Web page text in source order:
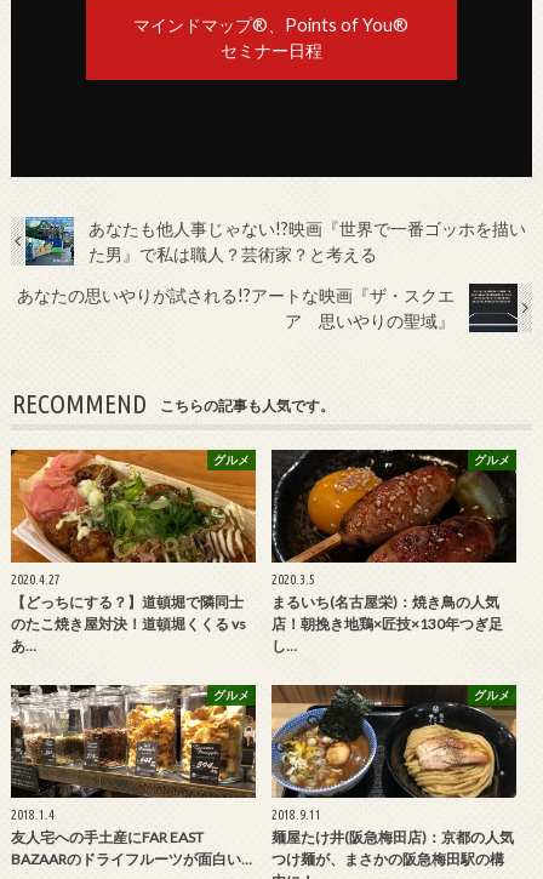
マインドマップ®、Points of You®
セミナー日程
あなたも他人事じゃない!?映画『世界で一番ゴッホを描い
た男』で私は職人？芸術家？と考える
あなたの思いやりが試される!?アートな映画『ザ・スクエ
ア 思いやりの聖域』
RECOMMEND こちらの記事も人気です。
グルメ
2020.4.27
【どっちにする？】道頓堀で隣同士
のたこ焼き屋対決！道頓堀くくる vs
あ…
グルメ
2020.3.5
まるいち(名古屋栄)：焼き鳥の人気
店！朝挽き地鶏×匠技×130年つぎ足
し…
グルメ
2018.1.4
友人宅への手土産にFAR EAST
BAZAARのドライフルーツが面白い…
グルメ
2018.9.11
麺屋たけ井(阪急梅田店)：京都の人気
つけ麺が、まさかの阪急梅田駅の構